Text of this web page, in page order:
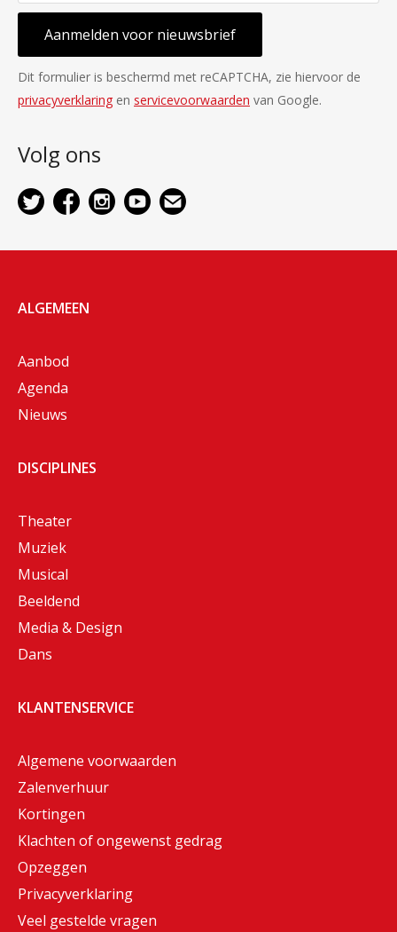
Aanmelden voor nieuwsbrief
Dit formulier is beschermd met reCAPTCHA, zie hiervoor de
privacyverklaring en servicevoorwaarden van Google.
Volg ons
ALGEMEEN
Aanbod
Agenda
Nieuws
DISCIPLINES
Theater
Muziek
Musical
Beeldend
Media & Design
Dans
KLANTENSERVICE
Algemene voorwaarden
Zalenverhuur
Kortingen
Klachten of ongewenst gedrag
Opzeggen
Privacyverklaring
Veel gestelde vragen